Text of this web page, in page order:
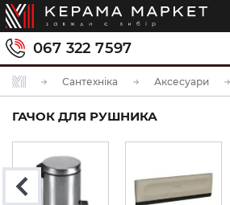
067 322 7597
Сантехніка Аксесуари
ГАЧОК ДЛЯ РУШНИКА